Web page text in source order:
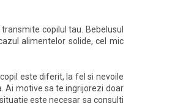
copilul tau. Bebelusul
alimentelor solide, cel mic
este diferit, la fel si nevoile
Ai motive sa te ingrijorezi doar
este necesar sa consulti